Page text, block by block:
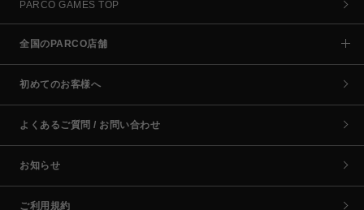
PARCO GAMES TOP
全国のPARCO店舗
初めてのお客様へ
よくあるご質問 / お問い合わせ
お知らせ
ご利用規約